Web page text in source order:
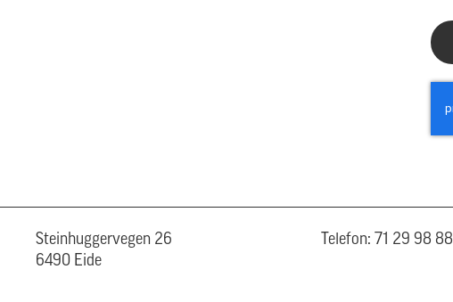
Steinhuggervegen 26
6490 Eide
Telefon: 71 29 98 88